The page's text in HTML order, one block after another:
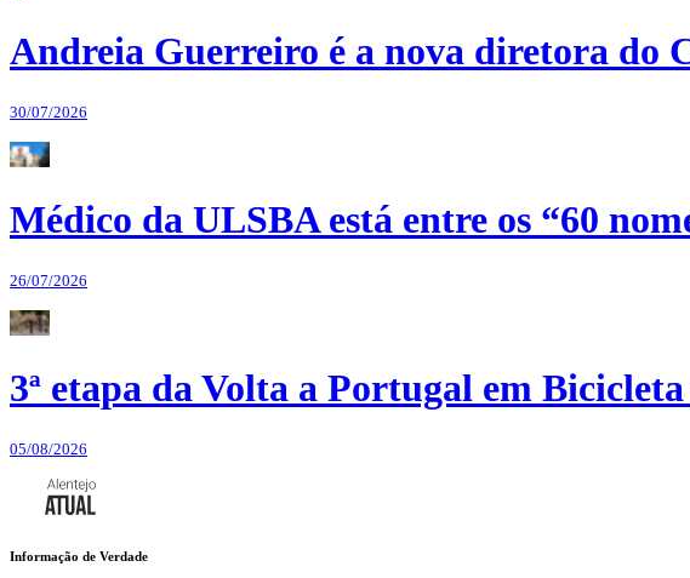
Andreia Guerreiro é a nova diretora do
30/07/2026
Médico da ULSBA está entre os “60
26/07/2026
3ª etapa da Volta a Portugal em
05/08/2026
Informação de Verdade